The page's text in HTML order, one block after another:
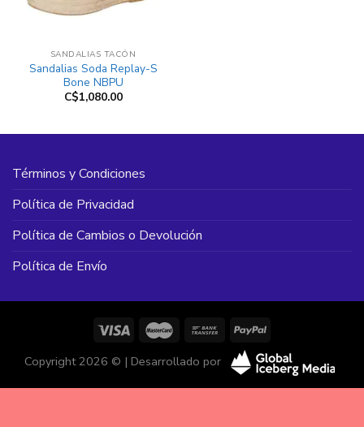
SANDALIAS TACÓN
Sandalias Soda Replay-S
Bone NBPU
C$1,080.00
Términos y Condiciones
Política de Privacidad
Política de Cambios o Devolución
Política de Envío
Copyright 2026 © | Desarrollado por